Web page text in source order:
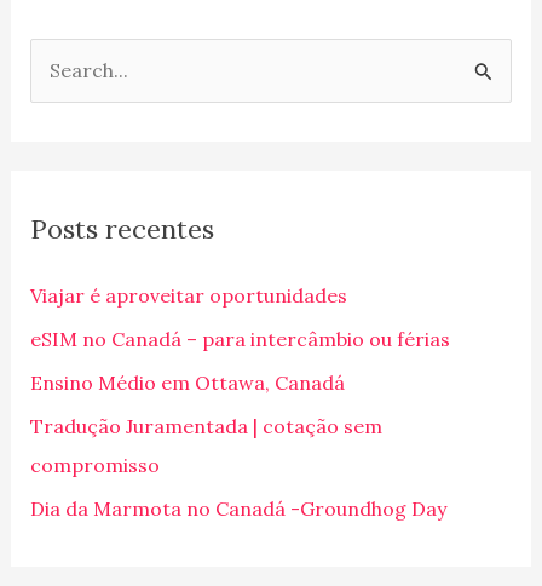
u
s
a
r
p
o
r
Posts recentes
Viajar é aproveitar oportunidades
eSIM no Canadá – para intercâmbio ou férias
Ensino Médio em Ottawa, Canadá
Tradução Juramentada | cotação sem
compromisso
Dia da Marmota no Canadá -Groundhog Day